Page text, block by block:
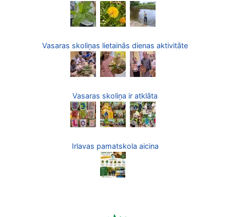
Vasaras skoliņas lietainās dienas aktivitāte
Vasaras skoliņa ir atklāta
Irlavas pamatskola aicina